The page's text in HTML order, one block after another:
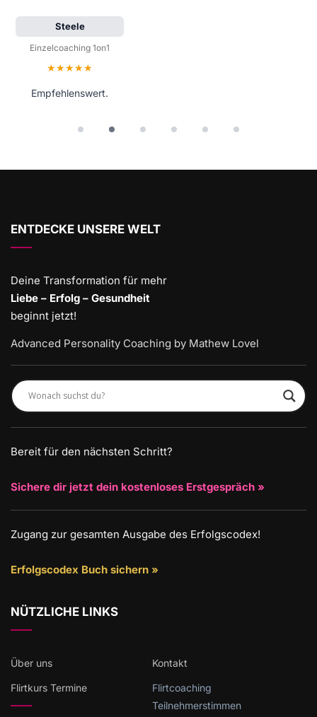
Steele
Einzelcoaching 1on1
Bewertung: 5 von 5 Sternen
Empfehlenswert.
ENTDECKE UNSERE WELT
Deine Transformation für mehr
Liebe – Erfolg – Gesundheit
beginnt jetzt!
Advanced Personality Coaching by Mathew Lovel
Bereit für den nächsten Schritt?
Sichere dir jetzt dein kostenloses Erstgespräch »
Zugang zur gesamten Ausgabe des Erfolgscodex!
Erfolgscodex Buch sichern »
NÜTZLICHE LINKS
Über uns Kontakt
Flirtkurs Termine
Flirtcoaching
Teilnehmerstimmen